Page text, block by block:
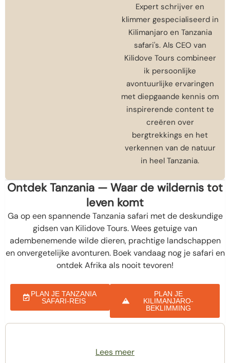
Expert schrijver en
klimmer gespecialiseerd in
Kilimanjaro en Tanzania
safari's. Als CEO van
Kilidove Tours combineer
ik persoonlijke
avontuurlijke ervaringen
met diepgaande kennis om
inspirerende content te
creëren over
bergtrekkings en het
verkennen van de natuur
in heel Tanzania.
Ontdek Tanzania — Waar de wildernis tot
leven komt
Ga op een spannende Tanzania safari met de deskundige
gidsen van Kilidove Tours. Wees getuige van
adembenemende wilde dieren, prachtige landschappen
en onvergetelijke avonturen. Boek vandaag nog je safari en
ontdek Afrika als nooit tevoren!
PLAN JE TANZANIA
SAFARI-REIS
PLAN JE
KILIMANJARO-
BEKLIMMING
Lees meer